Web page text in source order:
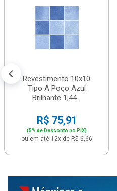
Revestimento 10x10
Tipo A Poço Azul
Brilhante 1,44...
R$ 75,91
(5% de Desconto no PIX)
ou em até 12x de R$ 6,66